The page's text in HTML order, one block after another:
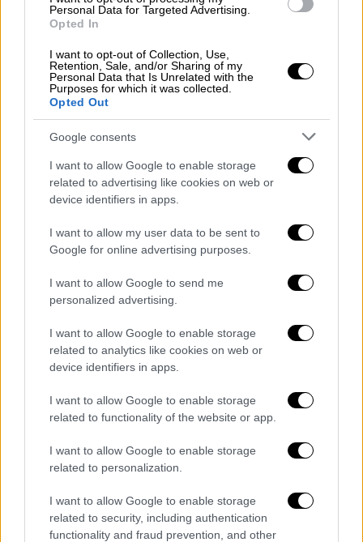
Personal Data for Targeted Advertising.
Opted In
I want to opt-out of Collection, Use,
Retention, Sale, and/or Sharing of my
Personal Data that Is Unrelated with the
Purposes for which it was collected.
Opted Out
Google consents
I want to allow Google to enable storage
related to advertising like cookies on web or
device identifiers in apps.
I want to allow my user data to be sent to
Google for online advertising purposes.
I want to allow Google to send me
personalized advertising.
I want to allow Google to enable storage
related to analytics like cookies on web or
device identifiers in apps.
I want to allow Google to enable storage
related to functionality of the website or app.
I want to allow Google to enable storage
related to personalization.
I want to allow Google to enable storage
related to security, including authentication
functionality and fraud prevention, and other
Σινεμά|19.10.2021 13:53
Η οικογένεια Άνταμς επανέρχεται με
την πιο ευρηματική και αστεία
περιπέτεια που έζησε ποτέ
Η αγαπημένη, αλλόκοτη φαμίλια επιστρέφει
με τη συνέχεια κινουμένων σχεδίων «Η
Οικογένεια Άνταμς 2». Από 28 Οκτωβρίου
στους κινηματογράφους
ΑΛΛΑ #TAGS
ειδήσεις τώρα
Netflix
Νίκος Μουτσινάς
Μαρία Σολωμού
Halloween
Μάικλ Κίτον